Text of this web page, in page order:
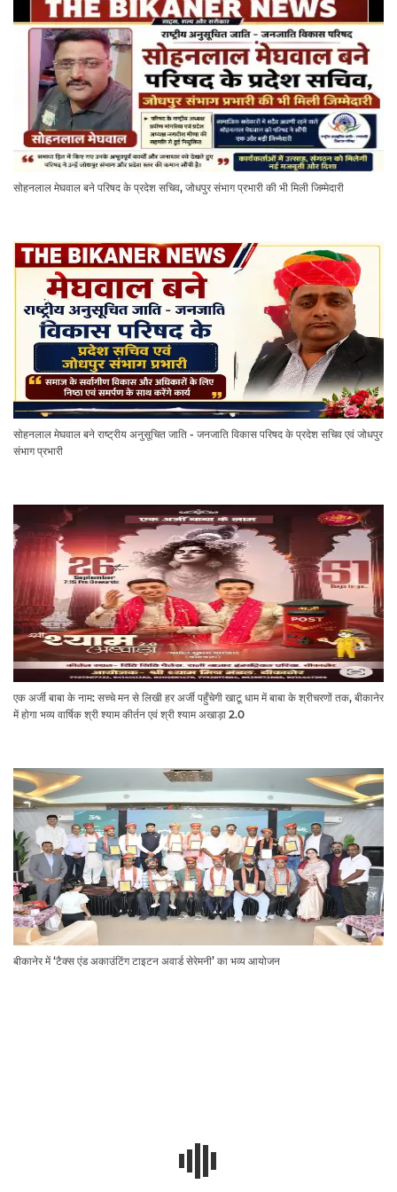
सोहनलाल मेघवाल बने परिषद के प्रदेश सचिव, जोधपुर संभाग प्रभारी की भी मिली जिम्मेदारी
सोहनलाल मेघवाल बने राष्ट्रीय अनुसूचित जाति - जनजाति विकास परिषद के प्रदेश सचिव एवं जोधपुर
संभाग प्रभारी
एक अर्जी बाबा के नाम: सच्चे मन से लिखी हर अर्जी पहुँचेगी खाटू धाम में बाबा के श्रीचरणों तक, बीकानेर
में होगा भव्य वार्षिक श्री श्याम कीर्तन एवं श्री श्याम अखाड़ा 2.0
बीकानेर में ‘टैक्स एंड अकाउंटिंग टाइटन अवार्ड सेरेमनी’ का भव्य आयोजन